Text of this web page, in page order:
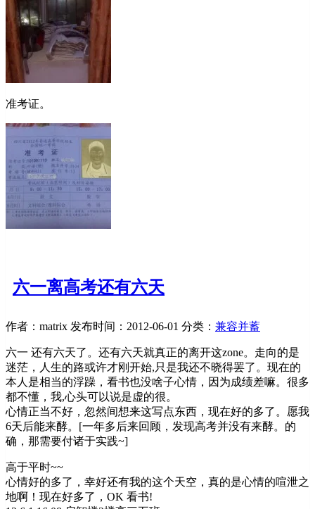
准考证。
六一离高考还有六天
作者：matrix 发布时间：2012-06-01 分类： 兼容并蓄
六一 还有六天了。还有六天就真正的离开这zone。走向的是
迷茫，人生的路或许才刚开始,只是我还不晓得罢了。现在的
本人是相当的浮躁，看书也没啥子心情，因为成绩差嘛。很多
都不懂，我,心头可以说是虚的很。
心情正当不好，忽然间想来这写点东西，现在好的多了。愿我
6天后能来酵。[一年多后来回顾，发现高考并没有来酵。的
确，那需要付诸于实践~]
高于平时~~
心情好的多了，幸好还有我的这个天空，真的是心情的喧泄之
地啊！现在好多了，OK 看书!